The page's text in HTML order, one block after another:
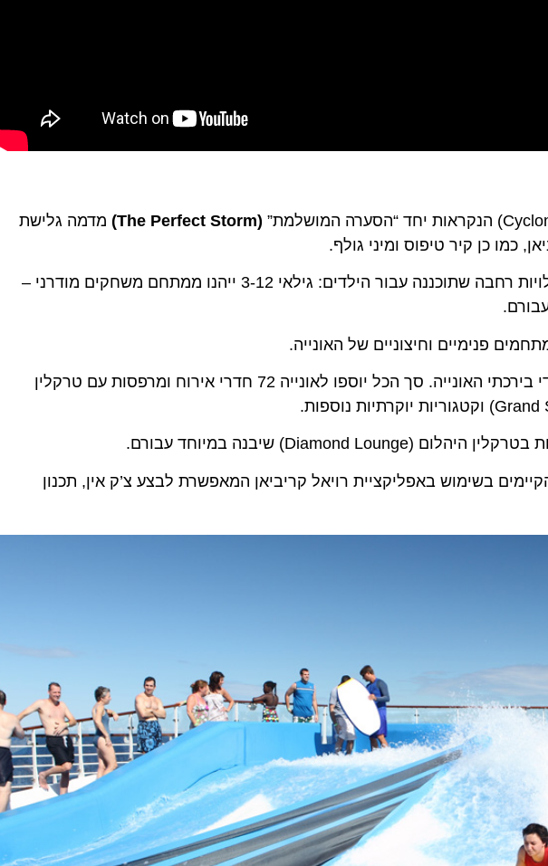
(The Perfect Storm)
מדמה גלישת
כן קיר טיפוס ומיני גולף.
מלחמות לייזר בכוכב Z הממוקם ב Studio B- ותוכנית פעילויות רחבה שתוכננה עבור הילדים: גילאי 3-12 ייהנו ממתחם משחקים מודרני –
פנימיים וחיצוניים של האונייה.
ספא (Vitality Spa) וחדר הכושר ישודרגו ויעבור לאזור ייעודי בירכתי האונייה. סך הכל יוספו לאונייה 72 חדרי אירוח ומרפסות עם טרקלין
בשימוש באפליקציית רויאל קריביאן המאפשרת לבצע צ’ק אין, תכנון